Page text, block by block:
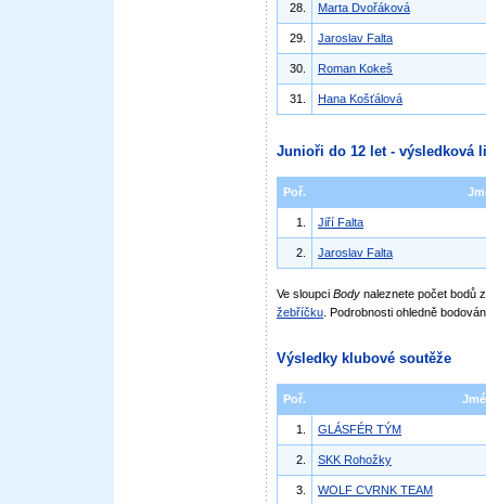
28. Marta Dvořáková
29. Jaroslav Falta
30. Roman Kokeš
31. Hana Košťálová
Junioři do 12 let - výsledková
Poř.
1. Jiří Falta
2. Jaroslav Falta
Ve sloupci Body naleznete počet bodů
žebříčku . Podrobnosti ohledně
Výsledky klubové soutěže
Poř.
1. GLÁSFÉR TÝM
2. SKK Rohožky
3. WOLF CVRNK TEAM